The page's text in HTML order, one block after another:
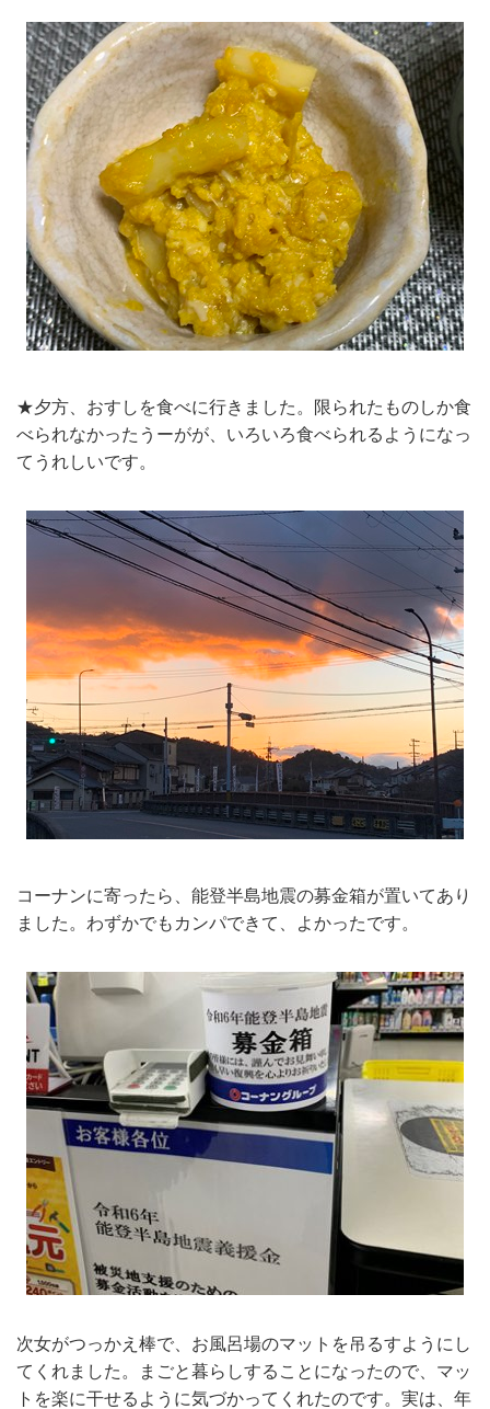
★夕方、おすしを食べに行きました。限られたものしか食
べられなかったうーがが、いろいろ食べられるようになっ
てうれしいです。
コーナンに寄ったら、能登半島地震の募金箱が置いてあり
ました。わずかでもカンパできて、よかったです。
次女がつっかえ棒で、お風呂場のマットを吊るすようにし
てくれました。まごと暮らしすることになったので、マッ
トを楽に干せるように気づかってくれたのです。実は、年